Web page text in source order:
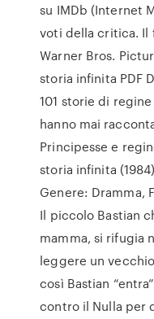
su IMDb (Internet
voti della critica. Il
Warner Bros.
storia infinita PDF
101 storie di
hanno mai
Principesse e
storia infinita
Genere: Dramma,
Il piccolo Bastian
mamma, si rifugia
leggere un
così Bastian
contro il Nulla per